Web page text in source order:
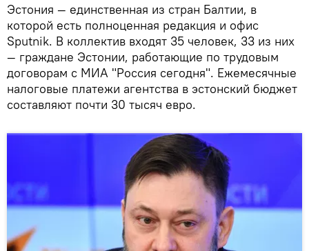
Эстония — единственная из стран Балтии, в
которой есть полноценная редакция и офис
Sputnik. В коллектив входят 35 человек, 33 из них
— граждане Эстонии, работающие по трудовым
договорам с МИА "Россия сегодня". Ежемесячные
налоговые платежи агентства в эстонский бюджет
составляют почти 30 тысяч евро.